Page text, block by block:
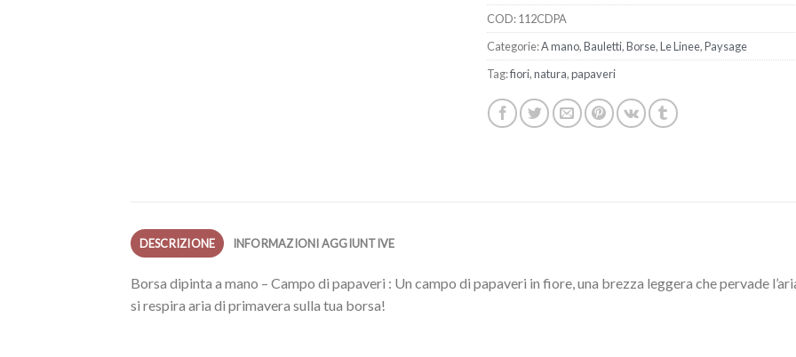
COD:112CDPA
Categorie:A mano,Bauletti,Borse,Le Linee,Paysage
Tag:fiori,natura,papaveri
DESCRIZIONE INFORMAZIONI AGGIUNTIVE
Borsa dipinta a mano – Campo di papaveri : Un campo di papaveri in fiore, una brezza leggera che pervade
si respira aria di primavera sulla tua borsa!